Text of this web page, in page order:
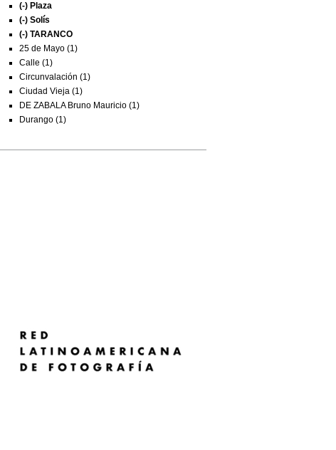
(-) Plaza
(-) Solís
(-) TARANCO
25 de Mayo (1)
Calle (1)
Circunvalación (1)
Ciudad Vieja (1)
DE ZABALA Bruno Mauricio (1)
Durango (1)